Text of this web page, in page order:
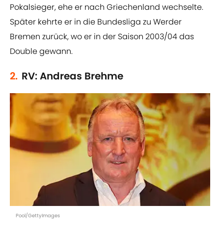
Pokalsieger, ehe er nach Griechenland wechselte.
Später kehrte er in die Bundesliga zu Werder
Bremen zurück, wo er in der Saison 2003/04 das
Double gewann.
2. RV: Andreas Brehme
Pool/GettyImages